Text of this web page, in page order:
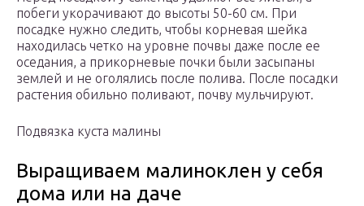
побеги укорачивают до высоты 50-60 см. При
посадке нужно следить, чтобы корневая шейка
находилась четко на уровне почвы даже после ее
оседания, а прикорневые почки были засыпаны
землей и не оголялись после полива. После посадки
растения обильно поливают, почву мульчируют.
Подвязка куста малины
Выращиваем малиноклен у себя
дома или на даче